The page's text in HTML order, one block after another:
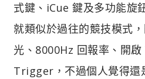
式鍵、iCue 鍵及多功能旋
就類似於過往的競技模式
光、8000Hz 回報率、開
Trigger，不過個人覺得還